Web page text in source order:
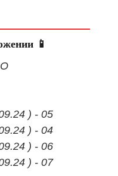
📱
) - 05
) - 04
) - 06
) - 07